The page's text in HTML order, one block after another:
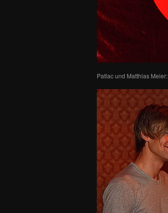
Patlac und Matthias Meier: